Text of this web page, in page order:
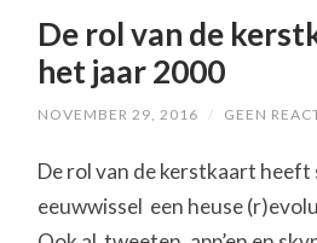
De rol van de
het jaar 2000
NOVEMBER 29, 2016 / GEEN
De rol van de kerstkaart heeft
eeuwwissel een heuse